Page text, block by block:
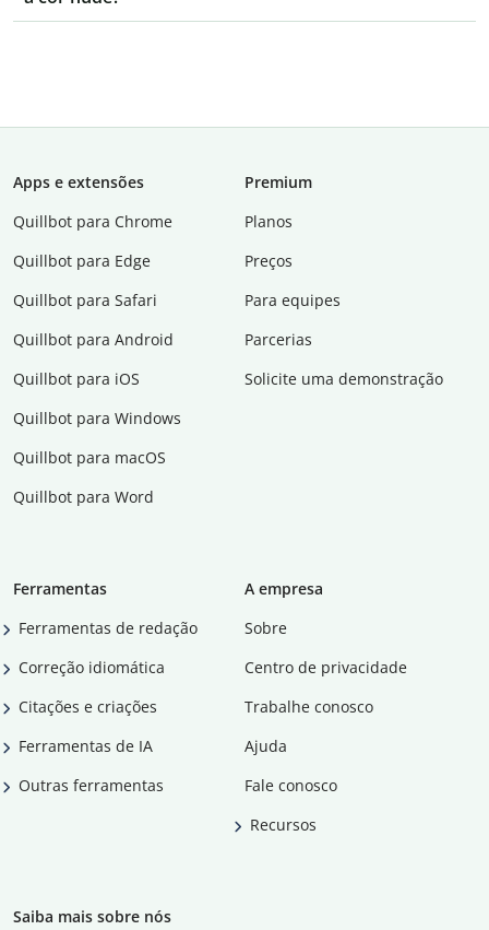
Apps e extensões
Quillbot para Chrome
Quillbot para Edge
Quillbot para Safari
Quillbot para Android
Quillbot para iOS
Quillbot para Windows
Quillbot para macOS
Quillbot para Word
Premium
Planos
Preços
Para equipes
Parcerias
Solicite uma demonstração
Ferramentas
Ferramentas de redação
Correção idiomática
Citações e criações
Ferramentas de IA
Outras ferramentas
A empresa
Sobre
Centro de privacidade
Trabalhe conosco
Ajuda
Fale conosco
Recursos
Saiba mais sobre nós